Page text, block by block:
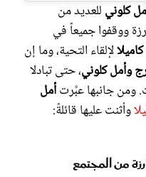
كلوني للعديد من
ووقفوا جميعاً في
لإلقاء التحية، وما إن
وأمل كلوني، حتى تبادلا
ومن جانبها عبَّرتأمل
وأثنت عليها قائلةً:
من المجتمع